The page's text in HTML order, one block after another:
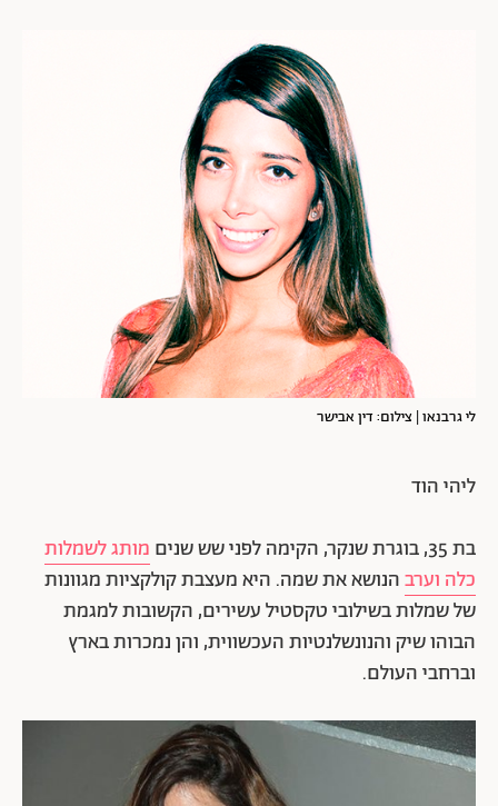
לי גרבנאו | צילום: דין אבישר
ליהי הוד
בת 35, בוגרת שנקר, הקימה לפני שש שנים
מותג לשמלות
כלה וערבהנושא את שמה. היא מעצבת קולקציות מגוונות
של שמלות בשילובי טקסטיל עשירים, הקשובות למגמת
הבוהו שיק והנונשלנטיות העכשווית, והן נמכרות בארץ
וברחבי העולם.